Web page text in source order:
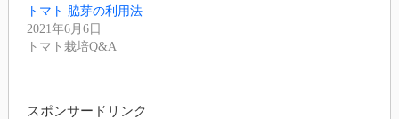
トマト 脇芽の利用法
2021年6月6日
トマト栽培Q&A
スポンサードリンク